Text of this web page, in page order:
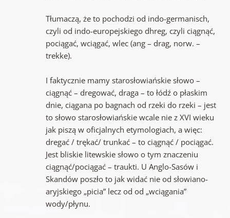
Tłumaczą, że to pochodzi od indo-germanisch,
czyli od indo-europejskiego dhreg, czyli ciągnąć,
pociągać, wciągać, wlec (ang – drag, norw. –
trekke).
I faktycznie mamy starosłowiańskie słowo –
ciągnąć – dregować, draga – to łódź o płaskim
dnie, ciągana po bagnach od rzeki do rzeki – jest
to słowo starosłowiańskie wcale nie z XVI wieku
jak piszą w oficjalnych etymologiach, a więc:
dregać / trękać/ trunkać – to ciągnąć / pociągać.
Jest bliskie litewskie słowo o tym znaczeniu
ciągnąć/pociągać – traukti. U Anglo-Sasów i
Skandów poszło to jak widać nie od słowiano-
aryjskiego „picia” lecz od od „wciągania”
wody/płynu.